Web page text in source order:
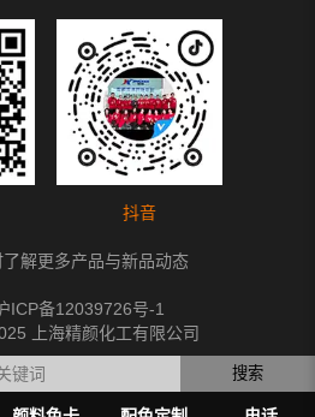
抖音
解更多产品与新品动态
ICP备12039726号-1
上海精颜化工有限公司
搜索